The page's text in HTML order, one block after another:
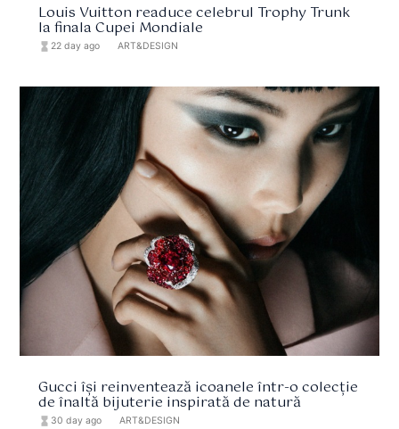
Louis Vuitton readuce celebrul Trophy Trunk
la finala Cupei Mondiale
hourglass_full 22 day ago ART&DESIGN
Gucci își reinventează icoanele într-o colecție
de înaltă bijuterie inspirată de natură
hourglass_full 30 day ago ART&DESIGN